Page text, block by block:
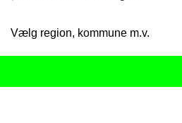
Vælg region, kommune m.v.